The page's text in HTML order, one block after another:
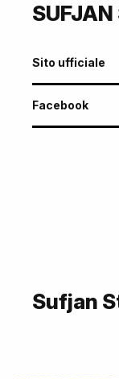
Sito ufficiale
Facebook
Sufjan